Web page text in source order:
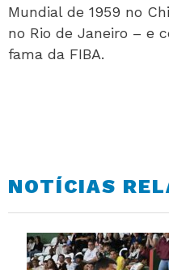
Mundial de 1959 no
no Rio de Janeiro – e
fama da FIBA.
NOTÍCIAS